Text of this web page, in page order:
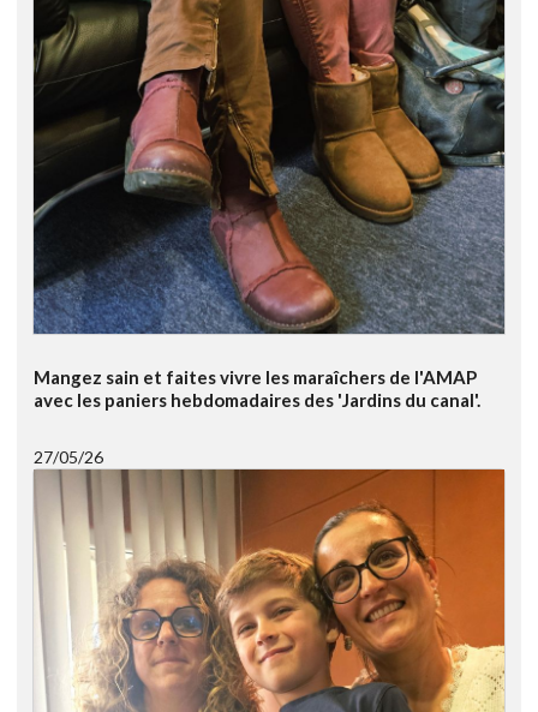
Mangez sain et faites vivre les maraîchers de l'AMAP
avec les paniers hebdomadaires des 'Jardins du canal'.
27/05/26